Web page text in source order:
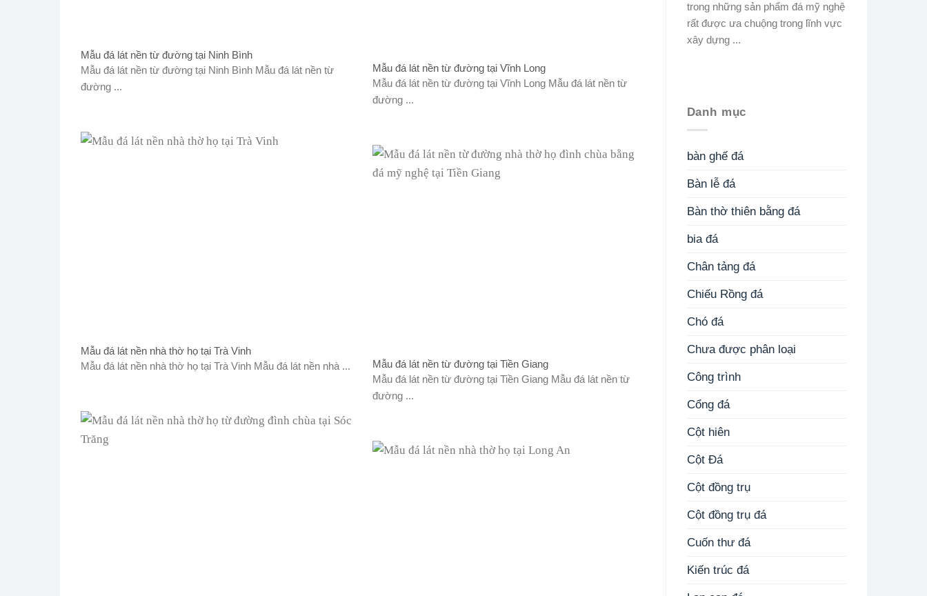
Mẫu đá lát nền từ đường tại Ninh Bình
Mẫu đá lát nền từ đường tại Ninh Bình Mẫu đá lát nền từ
đường ...
Mẫu đá lát nền từ đường tại Vĩnh Long
Mẫu đá lát nền từ đường tại Vĩnh Long Mẫu đá lát nền từ
đường ...
Mẫu đá lát nền nhà thờ họ tại Trà Vinh
Mẫu đá lát nền nhà thờ họ tại Trà Vinh Mẫu đá lát nền nhà ...
Mẫu đá lát nền từ đường tại Tiền Giang
Mẫu đá lát nền từ đường tại Tiền Giang Mẫu đá lát nền từ
đường ...
trong những sản phẩm đá mỹ nghệ
rất được ưa chuộng trong lĩnh vực
xây dựng ...
Danh mục
bàn ghế đá
Bàn lễ đá
Bàn thờ thiên bằng đá
bia đá
Chân tảng đá
Chiếu Rồng đá
Chó đá
Chưa được phân loại
Công trình
Cổng đá
Cột hiên
Cột Đá
Cột đồng trụ
Cột đồng trụ đá
Cuốn thư đá
Kiến trúc đá